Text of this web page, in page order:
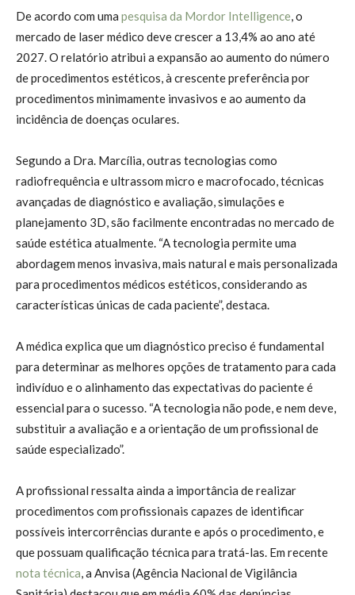
De acordo com uma pesquisa da Mordor Intelligence , o
mercado de laser médico deve crescer a 13,4% ao ano até
2027. O relatório atribui a expansão ao aumento do número
de procedimentos estéticos, à crescente preferência por
procedimentos minimamente invasivos e ao aumento da
incidência de doenças oculares.
Segundo a Dra. Marcília, outras tecnologias como
radiofrequência e ultrassom micro e macrofocado, técnicas
avançadas de diagnóstico e avaliação, simulações e
planejamento 3D, são facilmente encontradas no mercado de
saúde estética atualmente. “A tecnologia permite uma
abordagem menos invasiva, mais natural e mais personalizada
para procedimentos médicos estéticos, considerando as
características únicas de cada paciente”, destaca.
A médica explica que um diagnóstico preciso é fundamental
para determinar as melhores opções de tratamento para cada
indivíduo e o alinhamento das expectativas do paciente é
essencial para o sucesso. “A tecnologia não pode, e nem deve,
substituir a avaliação e a orientação de um profissional de
saúde especializado”.
A profissional ressalta ainda a importância de realizar
procedimentos com profissionais capazes de identificar
possíveis intercorrências durante e após o procedimento, e
que possuam qualificação técnica para tratá-las. Em recente
nota técnica , a Anvisa (Agência Nacional de Vigilância